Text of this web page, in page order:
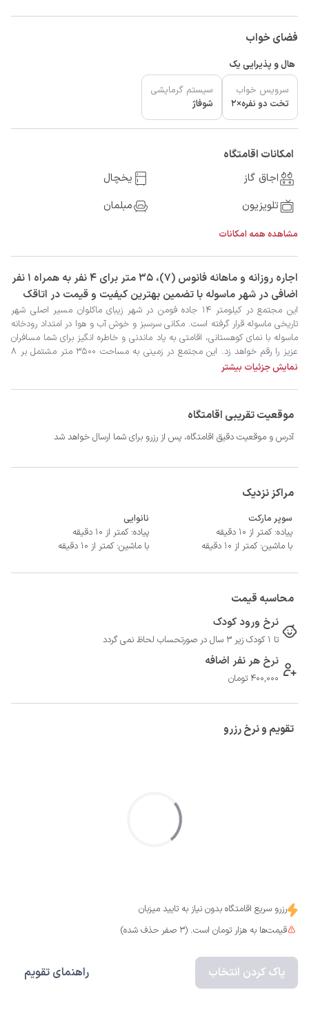
فضای خواب
هال و پذیرایی یک
سرویس خواب
تخت دو نفره×2
سیستم گرمایشی
شوفاژ
امکانات اقامتگاه
اجاق گاز
یخچال
تلویزیون
مبلمان
مشاهده همه امکانات
‫‫اجاره روزانه و ماهانه فانوس (7)، 35 متر برای 4 نفر به همراه 1 نفر
اضافی در شهر ماسوله با تضمین بهترین کیفیت و قیمت در اتاقک
نمایش جزئیات بیشتر
موقعیت تقریبی اقامتگاه
آدرس و موقعیت دقیق اقامتگاه، پس از رزرو برای شما ارسال خواهد شد
مراکز نزدیک
سوپر مارکت
پیاده: کمتر از 10 دقیقه
با ماشین: کمتر از 10 دقیقه
نانوایی
پیاده: کمتر از 10 دقیقه
با ماشین: کمتر از 10 دقیقه
محاسبه قیمت
نرخ ورود کودک
تا 1 کودک زیر 3 سال در صورتحساب لحاظ نمی گردد
نرخ هر نفر اضافه
400,000 تومان
تقویم و نرخ رزرو
رزرو سریع اقامتگاه بدون نیاز به تایید میزبان
قیمت‌ها به هزار تومان است. (3 صفر حذف شده)
پاک کردن انتخاب راهنمای تقویم